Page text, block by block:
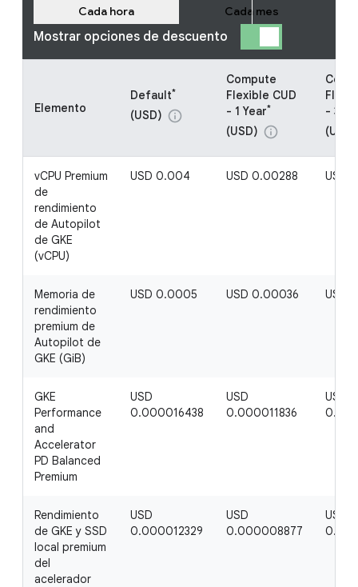
Mostrar opciones de descuento
Cada hora Cada mes
Elemento
Default*
(USD) info
Compute
Flexible CUD
- 1 Year*
(USD) info
- 3
(USD)
vCPU Premium
de
rendimiento
de Autopilot
de GKE
(vCPU)
USD 0.004 USD 0.00288 USD
Memoria de
rendimiento
premium de
Autopilot de
GKE (GiB)
USD 0.0005 USD 0.00036 USD
GKE
Performance
and
Accelerator
PD Balanced
Premium
USD
0.000016438
USD
0.000011836
USD
Rendimiento
de GKE y SSD
local premium
del
acelerador
USD
0.000012329
USD
0.000008877
USD